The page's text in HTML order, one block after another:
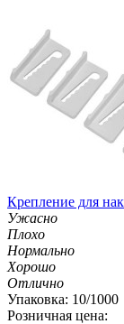
Крепление для
Ужасно
Плохо
Нормально
Хорошо
Отлично
Упаковка: 10/1000
Розничная цена: